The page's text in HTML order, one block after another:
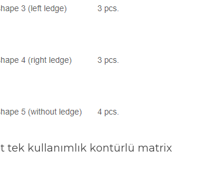
tek kullanımlık kontürlü matrix